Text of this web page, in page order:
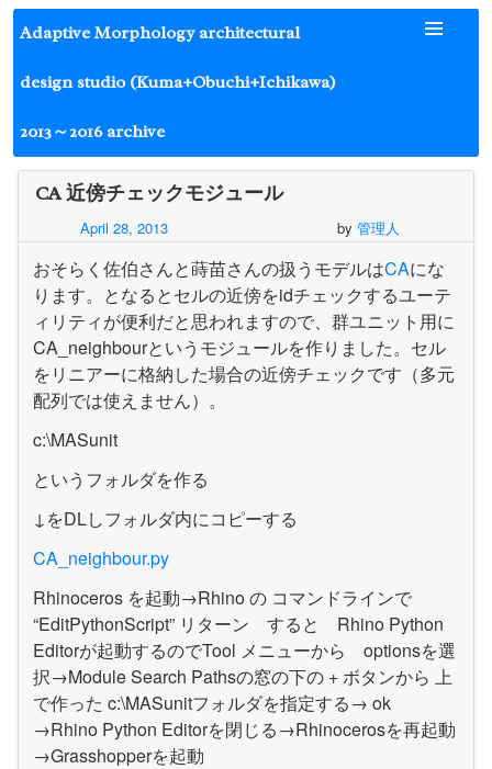
Skip
to
content
Adaptive Morphology architectural
design studio (Kuma+Obuchi+Ichikawa)
2013～2016 archive
CA 近傍チェックモジュール
April 28, 2013 by 管理人
おそらく佐伯さんと蒔苗さんの扱うモデルはCAにな
ります。となるとセルの近傍をidチェックするユーテ
ィリティが便利だと思われますので、群ユニット用に
CA_neighbourというモジュールを作りました。セル
をリニアーに格納した場合の近傍チェックです（多元
配列では使えません）。
c:\MASunit
というフォルダを作る
↓をDLしフォルダ内にコピーする
CA_neighbour.py
Rhinoceros を起動→Rhino の コマンドラインで
“EditPythonScript” リターン すると Rhino Python
Editorが起動するのでTool メニューから optionsを選
択→Module Search Pathsの窓の下の + ボタンから 上
で作った c:\MASunitフォルダを指定する→ ok
→Rhino Python Editorを閉じる→Rhinocerosを再起動
→Grasshopperを起動